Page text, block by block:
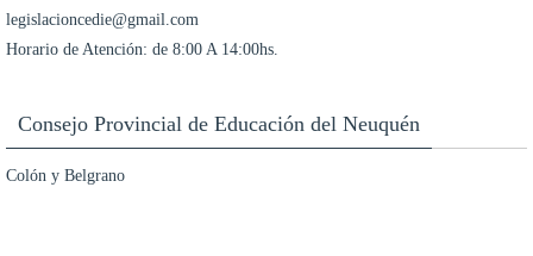
legislacioncedie@gmail.com
Horario de Atención: de 8:00 A 14:00hs.
Consejo Provincial de Educación del Neuquén
Colón y Belgrano